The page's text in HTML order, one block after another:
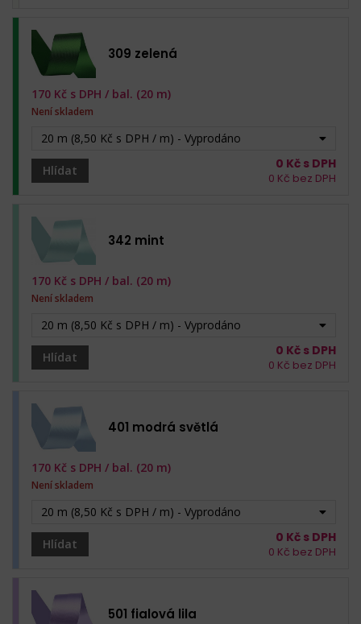
309 zelená
20 m (8,50 Kč s DPH / m) - Vyprodáno
Hlídat
170 Kč s DPH / bal. (20 m)
Není skladem
0 Kč s DPH
0 Kč bez DPH
342 mint
20 m (8,50 Kč s DPH / m) - Vyprodáno
Hlídat
170 Kč s DPH / bal. (20 m)
Není skladem
0 Kč s DPH
0 Kč bez DPH
401 modrá světlá
20 m (8,50 Kč s DPH / m) - Vyprodáno
Hlídat
170 Kč s DPH / bal. (20 m)
Není skladem
0 Kč s DPH
0 Kč bez DPH
501 fialová lila